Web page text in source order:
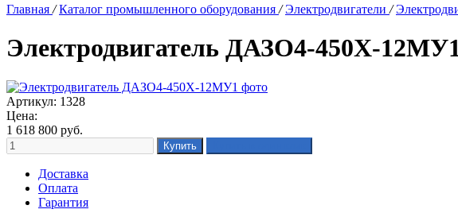
Главная / Каталог промышленного оборудования / Электродвигатели /
Электродвигатель ДАЗО4-450Х-
Артикул: 1328
Цена:
1 618 800 руб.
Доставка
Оплата
Гарантия